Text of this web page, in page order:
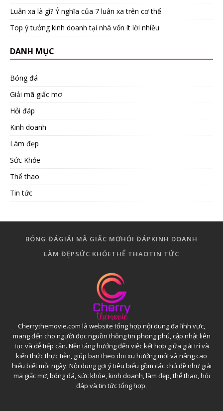
Luân xa là gì? Ý nghĩa của 7 luân xa trên cơ thể
Top ý tưởng kinh doanh tại nhà vốn ít lời nhiều
DANH MỤC
Bóng đá
Giải mã giấc mơ
Hỏi đáp
Kinh doanh
Làm đẹp
Sức Khỏe
Thể thao
Tin tức
BÓNG ĐÁGIẢI MÃ GIẤC MƠHỎI ĐÁPKINH DOANH
LÀM ĐẸPSỨC KHỎETHỂ THAOTIN TỨC
Cherrythemovie.com là website tổng hợp nội dung đa lĩnh vực,
mang đến cho người đọc nguồn thông tin phong phú, cập nhật liên
tục và dễ tiếp cận. Nền tảng hướng đến việc kết hợp giữa giải trí và
kiến thức thực tiễn, giúp bạn theo dõi xu hướng mới và nâng cao
hiểu biết mỗi ngày. Nội dung gợi ý tiêu biểu gồm các chủ đề như giải
mã giấc mơ, bóng đá, sức khỏe, kinh doanh, làm đẹp, thể thao, hỏi
đáp và tin tức tổng hợp.